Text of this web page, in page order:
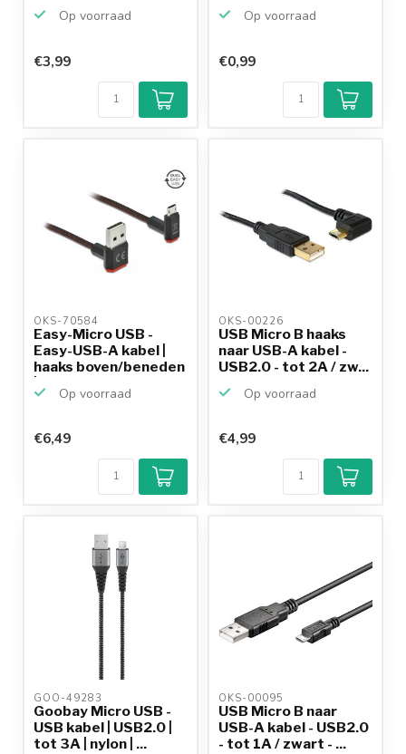
Op voorraad
€3,99
Op voorraad
€0,99
OKS-70584
Easy-Micro USB -
Easy-USB-A kabel |
haaks boven/beneden
|...
Op voorraad
€6,49
OKS-00226
USB Micro B haaks
naar USB-A kabel -
USB2.0 - tot 2A / zw...
Op voorraad
€4,99
GOO-49283
Goobay Micro USB -
USB kabel | USB2.0 |
tot 3A | nylon | ...
OKS-00095
USB Micro B naar
USB-A kabel - USB2.0
- tot 1A / zwart - ...